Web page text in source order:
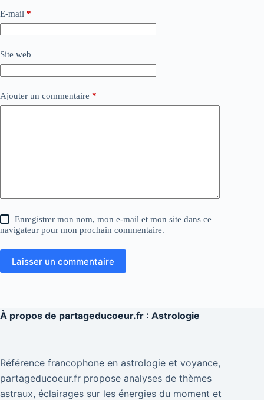
E-mail *
Site web
Ajouter un commentaire *
Enregistrer mon nom, mon e-mail et mon site dans ce
navigateur pour mon prochain commentaire.
Laisser un commentaire
À propos de partageducoeur.fr : Astrologie
Référence francophone en astrologie et voyance,
partageducoeur.fr propose analyses de thèmes
astraux, éclairages sur les énergies du moment et